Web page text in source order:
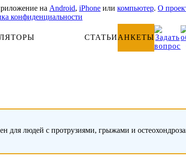
на Android, iPhone или компьютер. О
конфиденциальности
СТАТЬИАНКЕТЫ
для людей с протрузиями, грыжами и